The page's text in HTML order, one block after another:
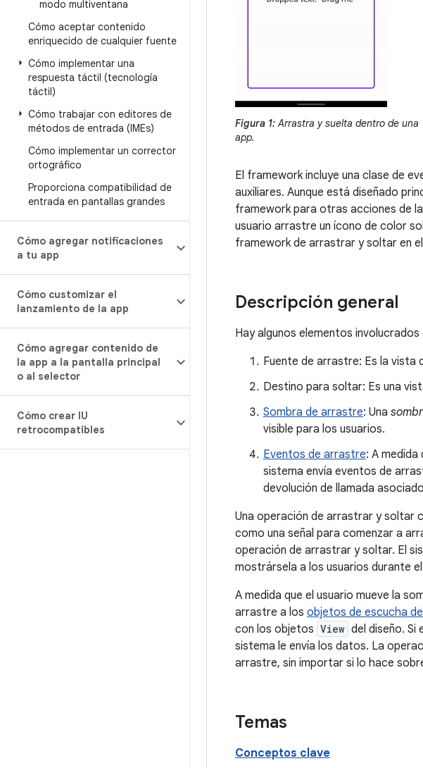
modo multiventana
Cómo aceptar contenido
enriquecido de cualquier fuente
Cómo implementar una
respuesta táctil (tecnología
táctil)
Cómo trabajar con editores de
métodos de entrada (IMEs)
Cómo implementar un corrector
ortográfico
Proporciona compatibilidad de
entrada en pantallas grandes
Cómo agregar notificaciones
a tu app
Cómo customizar el
lanzamiento de la app
Cómo agregar contenido de
la app a la pantalla principal
o al selector
Cómo crear IU
retrocompatibles
Figura 1:Arrastra y suelta dentro de una
app.
El framework incluye una clase de
auxiliares. Aunque está diseñado
framework para otras acciones de
usuario arrastre un ícono de color
framework de arrastrar y soltar en
Descripción general
Hay algunos elementos
Fuente de arrastre: Es la
Destino para soltar: Es una
Sombra de arrastre: Una
visible para los usuarios.
Eventos de arrastre: A
sistema envía eventos de
devolución de llamada
Una operación de arrastrar y soltar
como una señal para comenzar a
operación de arrastrar y soltar. El
mostrársela a los usuarios durante
A medida que el usuario mueve la
arrastre a los objetos de escucha
con los objetos View del diseño. Si
sistema le envía los datos. La
arrastre, sin importar si lo hace
Temas
Conceptos clave